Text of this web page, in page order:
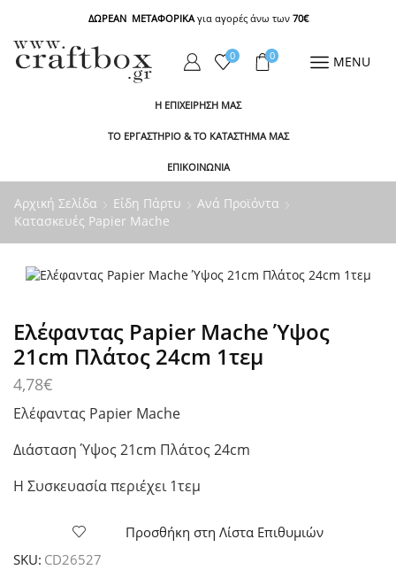
ΔΩΡΕΑΝ ΜΕΤΑΦΟΡΙΚΑγια αγορές άνω των 70€
0 0 MENU
Η ΕΠΙΧΕΙΡΗΣΗ ΜΑΣ
ΤΟ ΕΡΓΑΣΤΗΡΙΟ & ΤΟ ΚΑΤΑΣΤΗΜΑ ΜΑΣ
ΕΠΙΚΟΙΝΩΝΙΑ
Αρχική Σελίδα Είδη Πάρτυ
Ανά Προϊόντα
Κατασκευές Papier Mache
Ελέφαντας Papier Mache Ύψος
21cm Πλάτος 24cm 1τεμ
4,78€
Ελέφαντας Papier Mache
Διάσταση Ύψος 21cm Πλάτος 24cm
Η Συσκευασία περιέχει 1τεμ
Προσθήκη στη Λίστα Επιθυμιών
SKU: CD26527